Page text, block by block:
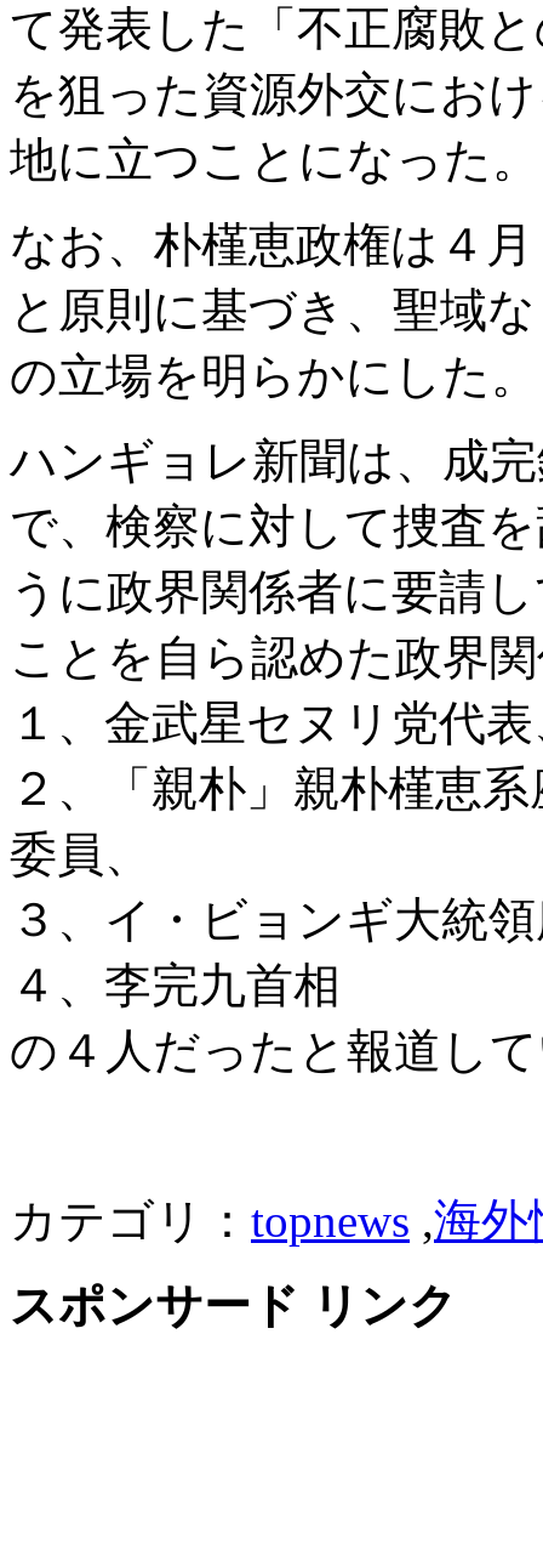
て発表した「不正腐敗
を狙った資源外交にお
地に立つことになった。
なお、朴槿恵政権は４
と原則に基づき、聖域
の立場を明らかにした。
ハンギョレ新聞は、成
で、検察に対して捜査
うに政界関係者に要請
ことを自ら認めた政界
１、金武星セヌリ党代
２、「親朴」親朴槿恵
委員、
３、イ・ビョンギ大統
４、李完九首相
の４人だったと報道し
カテゴリ： topnews ,海外
スポンサード リンク